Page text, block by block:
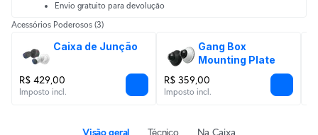
Envio gratuito para devolução
Acessórios Poderosos (3)
Caixa de Junção
R$ 429,00
Imposto incl.
Gang Box
Mounting Plate
R$ 359,00
Imposto incl.
Visão geral Técnico Na Caixa